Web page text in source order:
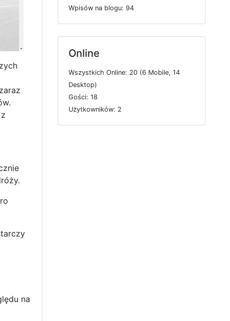
na
Wpisów na blogu: 94
Online
Wszystkich Online: 20 (6 Mobile, 14
Desktop)
Gości: 18
Użytkowników: 2